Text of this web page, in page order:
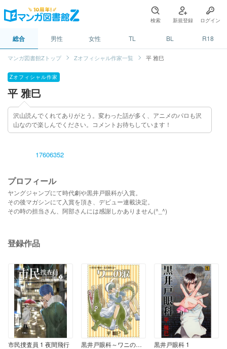
検索 新規登録 ログイン
総合 男性 女性 TL BL R18
マンガ図書館Zトップ Zオフィシャル作家一覧 平 雅巳
Zオフィシャル作家
平 雅巳
沢山読んでくれてありがとう。変わった話が多く、アニメのパロも沢
山なので楽しんでください。コメントお待ちしています！
17606352
プロフィール
ヤングジャンプにて時代劇や黒井戸眼科が入賞。
その後マガシンにて入賞を頂き、デビュー連載決定。
その時の担当さん、阿部さんには感謝しかありません(^_^)
登録作品
市民捜査員 1 夜間飛行 黒井戸眼科～ワニの涙～ 黒井戸眼科 1